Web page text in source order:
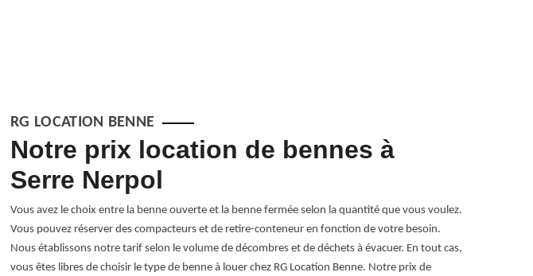
RG LOCATION BENNE
Notre prix location de bennes à
Serre Nerpol
Vous avez le choix entre la benne ouverte et la benne fermée selon la quantité que vous voulez.
Vous pouvez réserver des compacteurs et de retire-conteneur en fonction de votre besoin.
Nous établissons notre tarif selon le volume de décombres et de déchets à évacuer. En tout cas,
vous êtes libres de choisir le type de benne à louer chez RG Location Benne. Notre prix de